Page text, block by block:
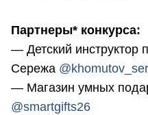
Партнеры* конкурса:
— Детский инструктор
Сережа
— Магазин умных
@smartgifts26